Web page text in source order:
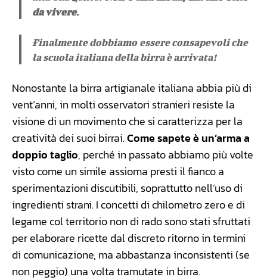
da vivere.
Finalmente dobbiamo essere consapevoli che
la scuola italiana della birra è arrivata!
Nonostante la birra artigianale italiana abbia più di
vent’anni, in molti osservatori stranieri resiste la
visione di un movimento che si caratterizza per la
creatività dei suoi birrai.Come sapete è un’arma a
doppio taglio, perché in passato abbiamo più volte
visto come un simile assioma presti il fianco a
sperimentazioni discutibili, soprattutto nell’uso di
ingredienti strani. I concetti di chilometro zero e di
legame col territorio non di rado sono stati sfruttati
per elaborare ricette dal discreto ritorno in termini
di comunicazione, ma abbastanza inconsistenti (se
non peggio) una volta tramutate in birra.